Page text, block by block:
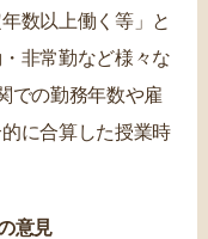
数以上働く等」と
非常勤など様々な
での勤務年数や雇
に合算した授業時
意見